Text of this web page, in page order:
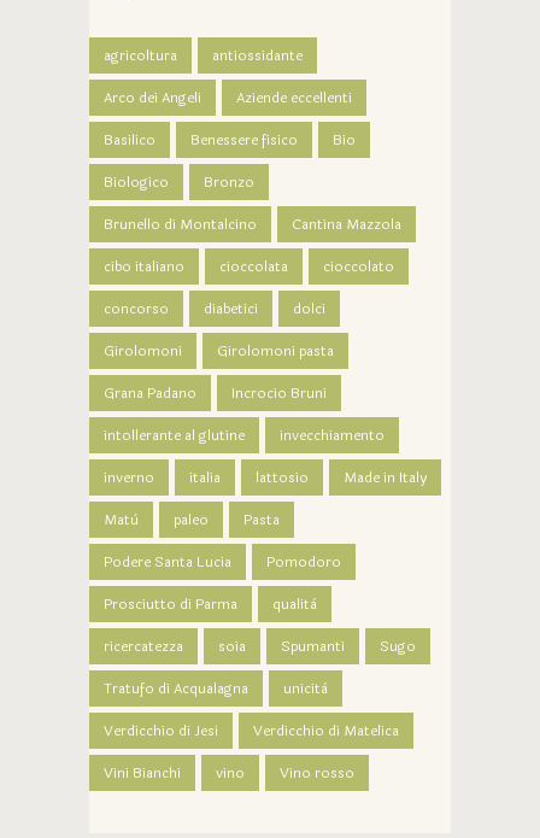
agricoltura
antiossidante
Arco dei Angeli
Aziende eccellenti
Basilico
Benessere fisico
Bio
Biologico
Bronzo
Brunello di Montalcino
Cantina Mazzola
cibo italiano
cioccolata
cioccolato
concorso
diabetici
dolci
Girolomoni
Girolomoni pasta
Grana Padano
Incrocio Bruni
intollerante al glutine
invecchiamento
inverno
italia lattosio
Made in Italy
Matù
paleo
Pasta
Podere Santa Lucia
Pomodoro
Prosciutto di Parma
qualità
ricercatezza
soia Spumanti
Sugo
Tratufo di Acqualagna
unicità
Verdicchio di Jesi
Verdicchio di Matelica
Vini Bianchi
vino Vino rosso